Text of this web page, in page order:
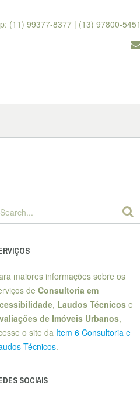
(11) 99377-8377 | (13) 97800-5451
maiores informações sobre os
de Consultoria em
, Laudos Técnicose
de Imóveis Urbanos,
o site da Item 6 Consultoria e
Técnicos.
SOCIAIS